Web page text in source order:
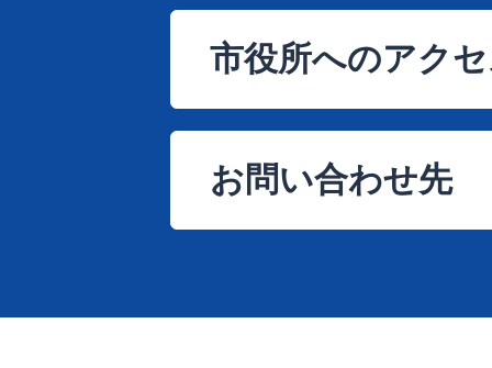
市役所へのアク
お問い合わせ先